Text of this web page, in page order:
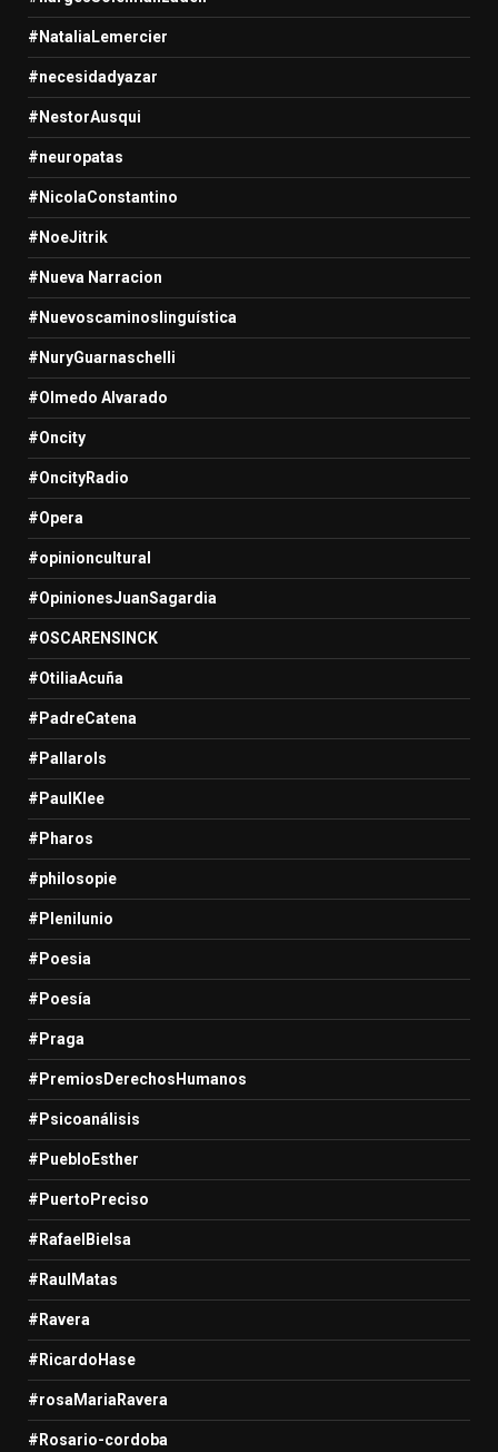
#NataliaLemercier
#necesidadyazar
#NestorAusqui
#neuropatas
#NicolaConstantino
#NoeJitrik
#Nueva Narracion
#Nuevoscaminoslinguística
#NuryGuarnaschelli
#Olmedo Alvarado
#Oncity
#OncityRadio
#Opera
#opinioncultural
#OpinionesJuanSagardia
#OSCARENSINCK
#OtiliaAcuña
#PadreCatena
#Pallarols
#PaulKlee
#Pharos
#philosopie
#Plenilunio
#Poesia
#Poesía
#Praga
#PremiosDerechosHumanos
#Psicoanálisis
#PuebloEsther
#PuertoPreciso
#RafaelBielsa
#RaulMatas
#Ravera
#RicardoHase
#rosaMariaRavera
#Rosario-cordoba